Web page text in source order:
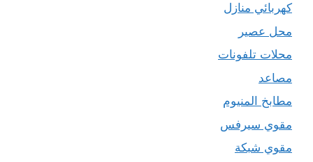
كهربائي منازل
محل عصير
محلات تلفونات
مصاعد
مطابخ المنيوم
مقوي سيرفس
مقوي شبكة